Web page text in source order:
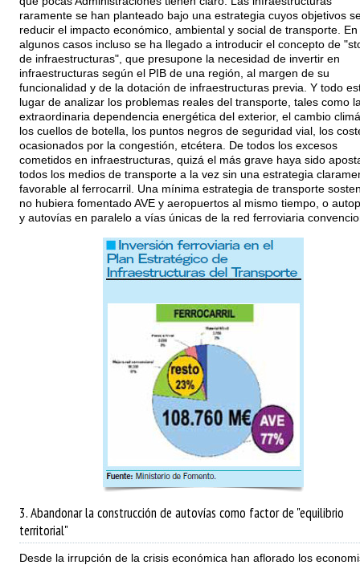
raramente se han planteado bajo una estrategia cuyos objetivos
reducir el impacto económico, ambiental y social de transporte. En
algunos casos incluso se ha llegado a introducir el concepto de
de infraestructuras", que presupone la necesidad de invertir en
infraestructuras según el PIB de una región, al margen de su
funcionalidad y de la dotación de infraestructuras previa. Y todo
lugar de analizar los problemas reales del transporte, tales como
extraordinaria dependencia energética del exterior, el cambio
los cuellos de botella, los puntos negros de seguridad vial, los
ocasionados por la congestión, etcétera. De todos los excesos
cometidos en infraestructuras, quizá el más grave haya sido
todos los medios de transporte a la vez sin una estrategia
favorable al ferrocarril. Una mínima estrategia de transporte
no hubiera fomentado AVE y aeropuertos al mismo tiempo, o
y autovías en paralelo a vías únicas de la red ferroviaria
3. Abandonar la construcción de autovías como factor de "equilibrio
territorial"
Desde la irrupción de la crisis económica han aflorado los